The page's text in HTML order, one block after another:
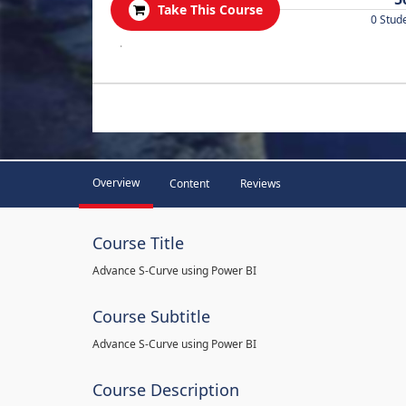
Take This Course
0
.
Overview Content Reviews
Course Title
Advance S-Curve using Power BI
Course Subtitle
Advance S-Curve using Power BI
Course Description